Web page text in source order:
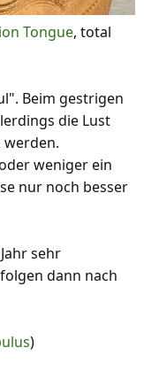
Tongue, total
Beim gestrigen
die Lust
werden.
weniger ein
nur noch besser
sehr
dann nach
)